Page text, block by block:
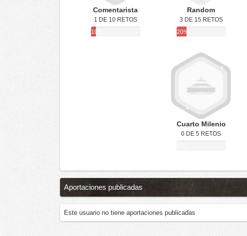
Comentarista
1 DE 10 RETOS
10%
Random
3 DE 15 RETOS
20%
Cuarto Milenio
0 DE 5 RETOS
Aportaciones publicadas
Este usuario no tiene aportaciones publicadas